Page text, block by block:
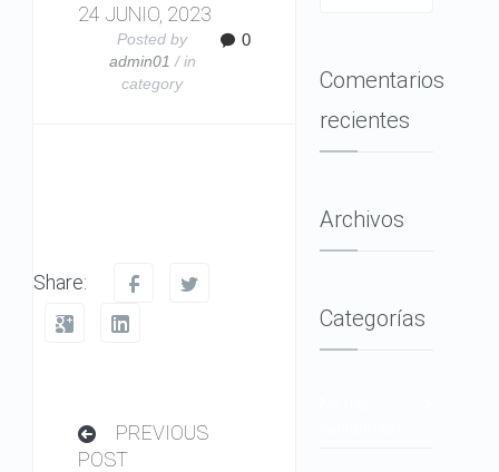
24 JUNIO, 2023
Posted by
admin01 / in
category
0
Share:
PREVIOUS
POST
Comentarios
recientes
Archivos
Categorías